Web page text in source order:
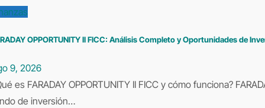
OPPORTUNITY II FICC: Análisis Completo y Oportunidades de
9, 2026
es FARADAY OPPORTUNITY II FICC y cómo funciona?
de inversión…